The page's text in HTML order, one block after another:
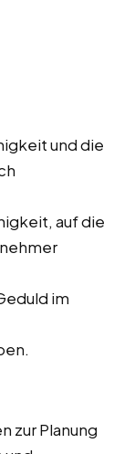
und die
auf die
im
zur Planung